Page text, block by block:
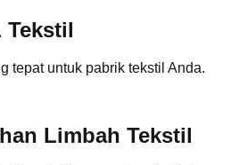
Tekstil
tepat untuk pabrik tekstil Anda.
Limbah Tekstil